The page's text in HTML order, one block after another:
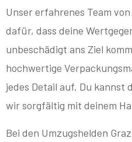
Unser erfahrenes Team
dafür, dass deine
unbeschädigt ans Ziel
hochwertige
jedes Detail auf. Du kannst
wir sorgfältig mit deinem
Bei den Umzugshelden